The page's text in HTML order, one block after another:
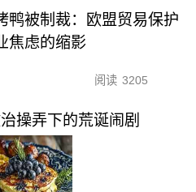
鸭被制裁：欧盟贸易保护
焦虑的缩影
阅读 3205
操弄下的荒诞闹剧